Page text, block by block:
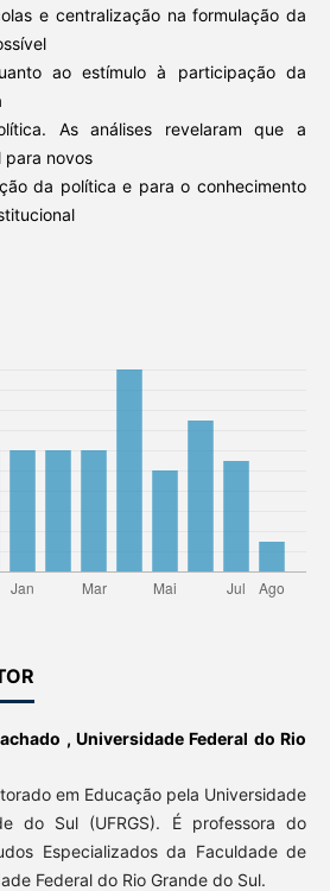
e centralização na formulação da
ao estímulo à participação da
As análises revelaram que a
novos
da política e para o conhecimento
, Universidade Federal do Rio
em Educação pela Universidade
do Sul (UFRGS). É professora do
Especializados da Faculdade de
Federal do Rio Grande do Sul.